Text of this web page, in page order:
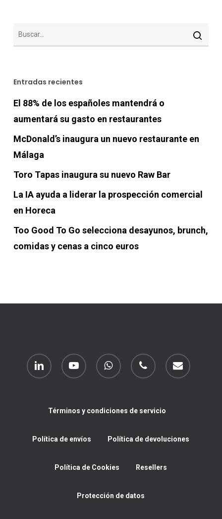
Entradas recientes
El 88% de los españoles mantendrá o
aumentará su gasto en restaurantes
McDonald’s inaugura un nuevo restaurante en
Málaga
Toro Tapas inaugura su nuevo Raw Bar
La IA ayuda a liderar la prospección comercial
en Horeca
Too Good To Go selecciona desayunos, brunch,
comidas y cenas a cinco euros
linkedin youtube whatsapp phone email
Términos y condiciones de servicio
Política de envíos Política de devoluciones
Política de Cookies Resellers
Protección de datos